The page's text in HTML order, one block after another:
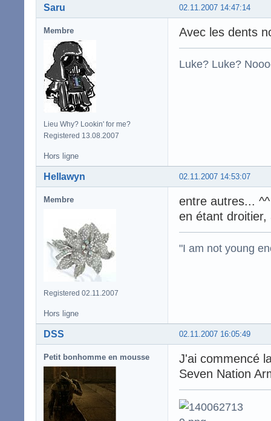
02.11.2007 14:47:14
Saru
Membre
Lieu Why? Lookin' for me?
Registered 13.08.2007
Avec les dents
Luke? Luke?
Hors ligne
02.11.2007 14:53:07
Hellawyn
Membre
Registered 02.11.2007
entre autres...
en étant
"I am not young
Hors ligne
02.11.2007 16:05:49
DSS
Petit bonhomme en mousse
J'ai commencé
Seven Nation